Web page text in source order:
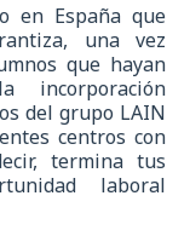
en España que
una vez
que hayan
incorporación
del grupo LAIN
centros con
termina tus
laboral